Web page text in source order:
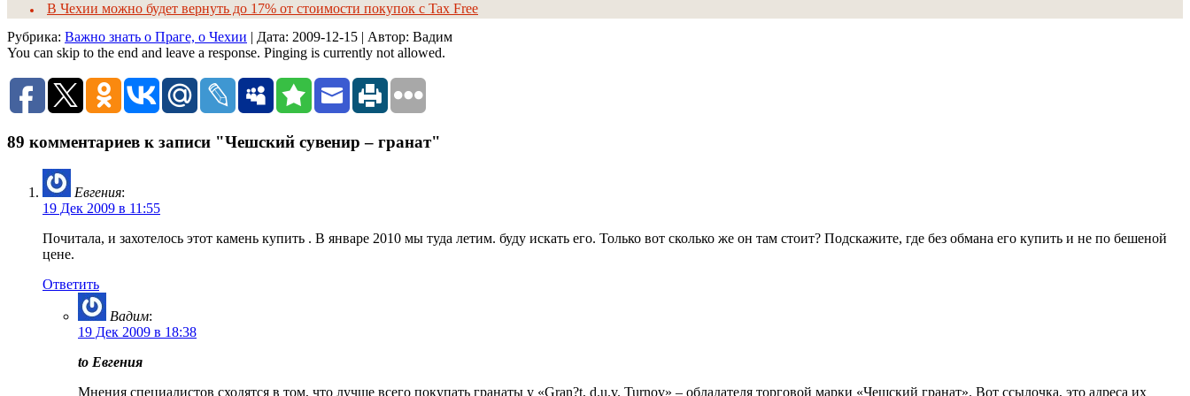
В Чехии можно будет вернуть до 17% от стоимости покупок с Tax Free
Рубрика: Важно знать о Праге, о Чехии | Дата: 2009-12-15 | Автор: Вадим
You can skip to the end and leave a response. Pinging is currently not allowed.
89 комментариев к записи "Чешский сувенир – гранат"
Евгения:
19 Дек 2009 в 11:55
Почитала, и захотелось этот камень купить . В январе 2010 мы туда летим. буду искать его. Только вот сколько же он там стоит? Подскажите, где без обмана его купить и не по бешеной
цене.
Ответить
Вадим:
19 Дек 2009 в 18:38
to Евгения
Мнения специалистов сходятся в том, что лучше всего покупать гранаты у «Gran?t, d.u.v. Turnov» – обладателя торговой марки «Чешский гранат». Вот ссылочка, это адреса их